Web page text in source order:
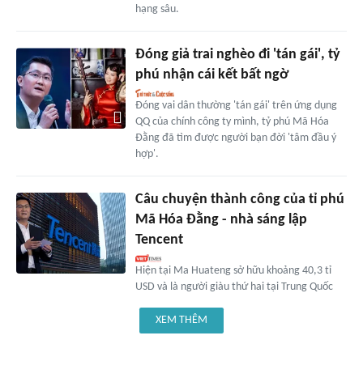
hạng sâu.
Đóng giả trai nghèo đi 'tán gái', tỷ
phú nhận cái kết bất ngờ
Đóng vai dân thường 'tán gái' trên ứng dụng
QQ của chính công ty mình, tỷ phú Mã Hóa
Đằng đã tìm được người bạn đời 'tâm đầu ý
hợp'.
Câu chuyện thành công của tỉ phú
Mã Hóa Đằng - nhà sáng lập
Tencent
Hiện tại Ma Huateng sở hữu khoảng 40,3 tỉ
USD và là người giàu thứ hai tại Trung Quốc
XEM THÊM